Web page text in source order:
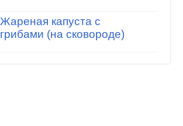
Жареная капуста с
грибами (на сковороде)